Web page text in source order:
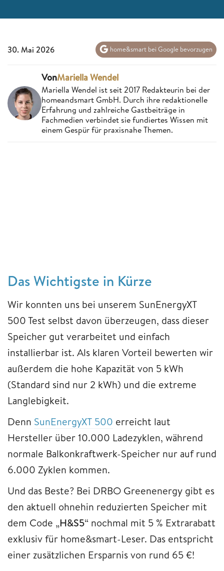
30. Mai 2026 home&smart bei Google bevorzugen
VonMariella Wendel
Mariella Wendel ist seit 2017 Redakteurin bei der
homeandsmart GmbH. Durch ihre redaktionelle
Erfahrung und zahlreiche Gastbeiträge in
Fachmedien verbindet sie fundiertes Wissen mit
einem Gespür für praxisnahe Themen.
Das Wichtigste in Kürze
Wir konnten uns bei unserem SunEnergyXT
500 Test selbst davon überzeugen, dass dieser
Speicher gut verarbeitet und einfach
installierbar ist. Als klaren Vorteil bewerten wir
außerdem die hohe Kapazität von 5 kWh
(Standard sind nur 2 kWh) und die extreme
Langlebigkeit.
Denn SunEnergyXT 500 erreicht laut
Hersteller über 10.000 Ladezyklen, während
normale Balkonkraftwerk-Speicher nur auf rund
6.000 Zyklen kommen.
Und das Beste? Bei DRBO Greenenergy gibt es
den aktuell ohnehin reduzierten Speicher mit
dem Code „H&S5“ nochmal mit 5 % Extrarabatt
exklusiv für home&smart-Leser. Das entspricht
einer zusätzlichen Ersparnis von rund 65 €!